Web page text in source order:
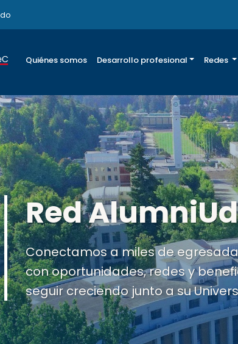
Quiénes somos Desarrollo profesional Redes
Actualiza tus
Mejora tu experiencia, recibe
relevante y forma parte de una
activa.